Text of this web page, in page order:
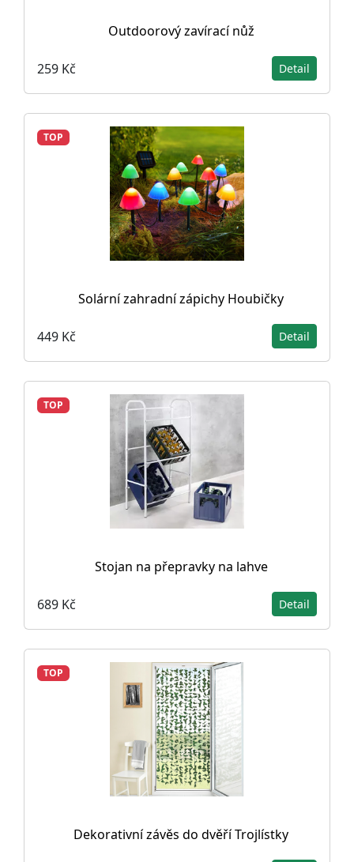
Outdoorový zavírací nůž
259 Kč Detail
TOP
Solární zahradní zápichy Houbičky
449 Kč Detail
TOP
Stojan na přepravky na lahve
689 Kč Detail
TOP
Dekorativní závěs do dvěří Trojlístky